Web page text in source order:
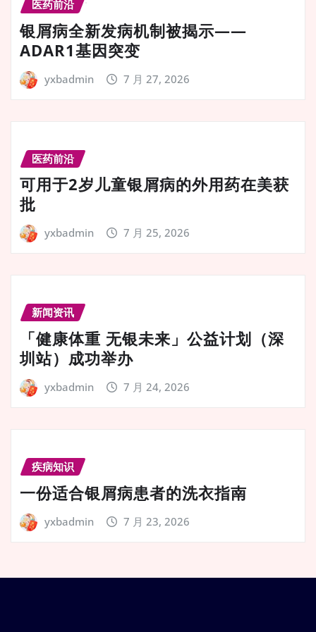
医药前沿
银屑病全新发病机制被揭示——
ADAR1基因突变
yxbadmin 7 月 27, 2026
医药前沿
可用于2岁儿童银屑病的外用药在美获
批
yxbadmin 7 月 25, 2026
新闻资讯
「健康体重 无银未来」公益计划（深
圳站）成功举办
yxbadmin 7 月 24, 2026
疾病知识
一份适合银屑病患者的洗衣指南
yxbadmin 7 月 23, 2026